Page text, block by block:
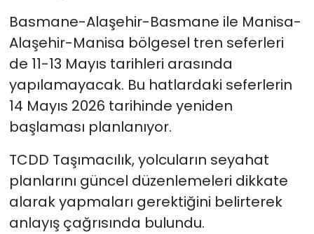
Basmane-Alaşehir-Basmane ile Manisa-
Alaşehir-Manisa bölgesel tren seferleri
de 11-13 Mayıs tarihleri arasında
yapılamayacak. Bu hatlardaki seferlerin
14 Mayıs 2026 tarihinde yeniden
başlaması planlanıyor.
TCDD Taşımacılık, yolcuların seyahat
planlarını güncel düzenlemeleri dikkate
alarak yapmaları gerektiğini belirterek
anlayış çağrısında bulundu.